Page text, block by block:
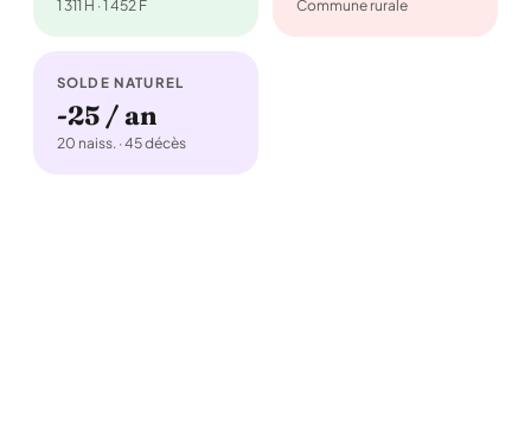
1 311 H · 1 452 F Commune rurale
SOLDE NATUREL
-25 / an
20 naiss. · 45 décès